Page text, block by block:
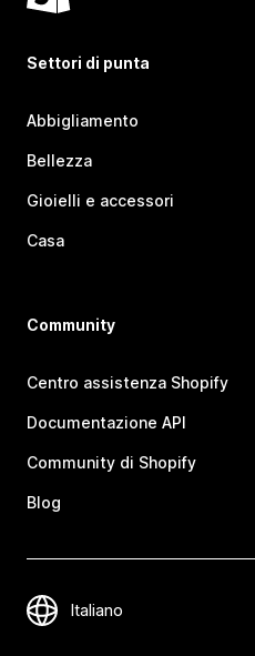
Settori di punta
Abbigliamento
Bellezza
Gioielli e accessori
Casa
Community
Centro assistenza Shopify
Documentazione API
Community di Shopify
Blog